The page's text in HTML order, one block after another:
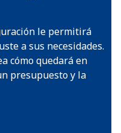
le permitirá
a sus necesidades.
cómo quedará en
presupuesto y la